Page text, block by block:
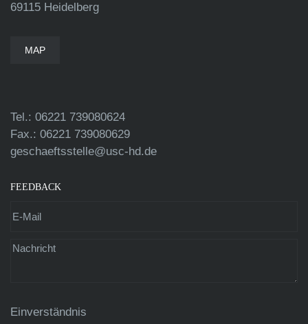
69115 Heidelberg
MAP
Tel.: 06221 739080624
Fax.: 06221 739080629
geschaeftsstelle@usc-hd.de
FEEDBACK
Einverständnis